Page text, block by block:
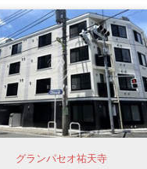
グランパセオ祐天寺